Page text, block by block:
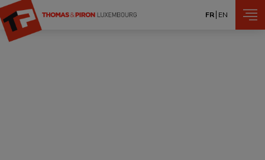
Aller au contenu principal
FR EN